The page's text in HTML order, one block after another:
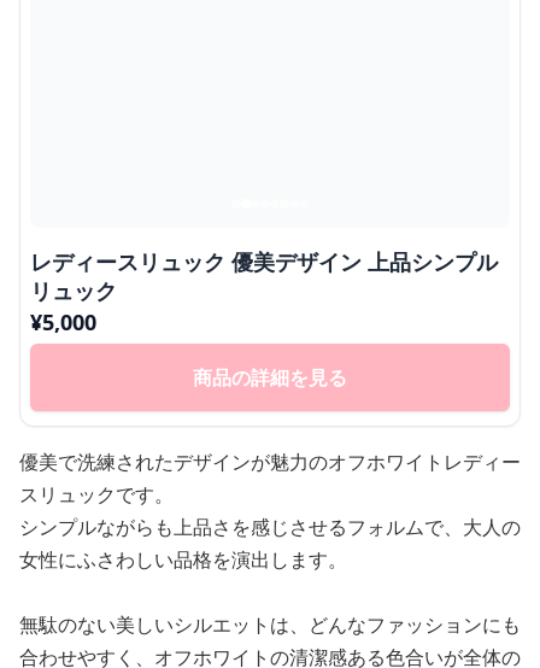
レディースリュック 優美デザイン 上品シンプル
リュック
¥5,000
商品の詳細を見る
優美で洗練されたデザインが魅力のオフホワイトレディー
スリュックです。
シンプルながらも上品さを感じさせるフォルムで、大人の
女性にふさわしい品格を演出します。
無駄のない美しいシルエットは、どんなファッションにも
合わせやすく、オフホワイトの清潔感ある色合いが全体の